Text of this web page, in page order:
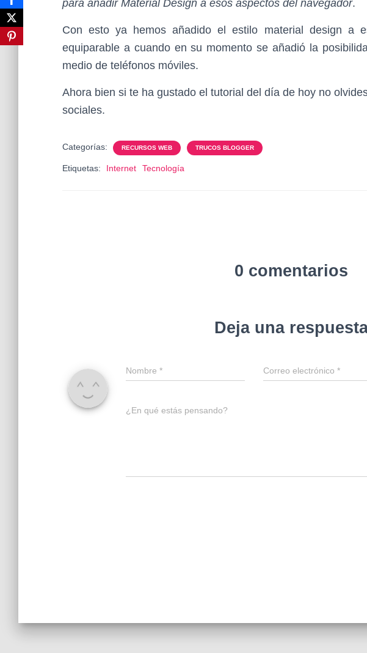
para añadir Material Design a esos aspectos del navegador.
Con esto ya hemos añadido el estilo material design a
equiparable a cuando en su momento se añadió la
medio de teléfonos móviles.
Ahora bien si te ha gustado el tutorial del día de hoy no
sociales.
Categorías: RECURSOS WEB TRUCOS BLOGGER
Etiquetas: Internet Tecnología
0 comentarios
Deja una
Nombre * Correo electrónico*
¿En qué estás pensando?